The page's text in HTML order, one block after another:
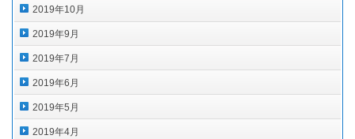
2019年10月
2019年9月
2019年7月
2019年6月
2019年5月
2019年4月